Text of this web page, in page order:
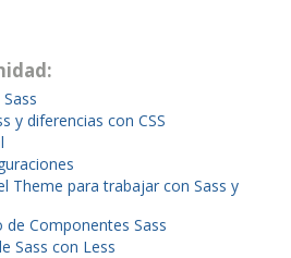
y diferencias con CSS
Theme para trabajar con Sass y
de Componentes Sass
Sass con Less